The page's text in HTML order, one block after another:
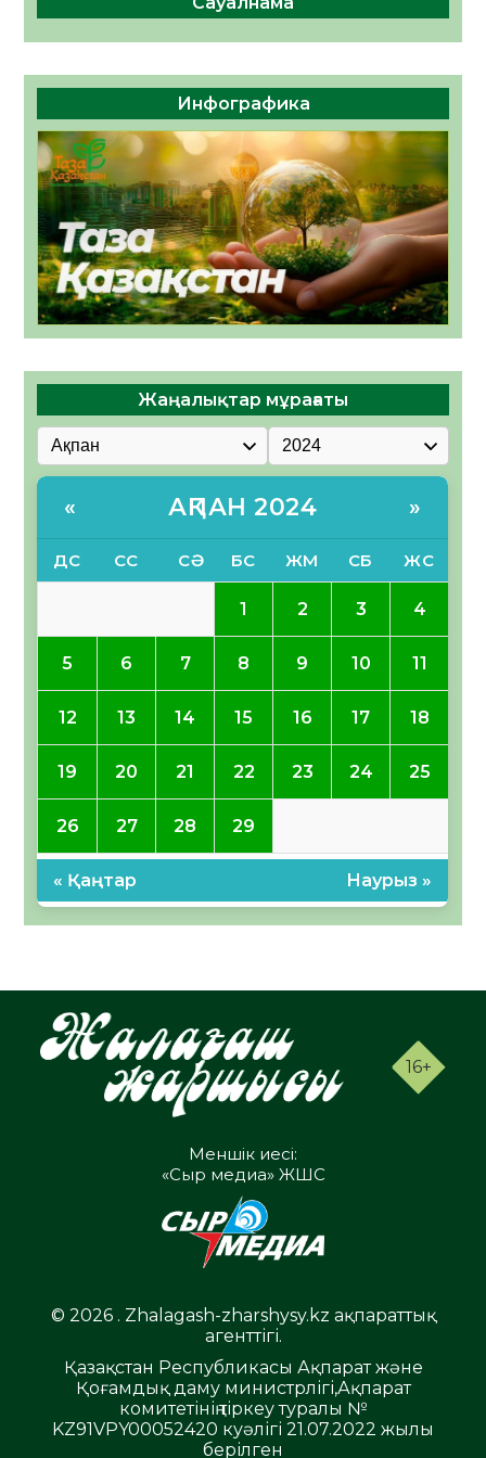
Инфографика
Жаңалықтар мұрағаты
« АҚПАН 2024 »
ДС СС СӘ БС ЖМ СБ ЖС
1 2 3 4
5 6 7 8 9 10 11
12 13 14 15 16 17 18
19 20 21 22 23 24 25
26 27 28 29
« Қаңтар Наурыз »
16+
Меншік иесі:
«Сыр медиа» ЖШС
© 2026 . Zhalagash-zharshysy.kz ақпараттық
агенттігі.
Қазақстан Республикасы Ақпарат және
Қоғамдық даму министрлігі,Ақпарат
комитетінің тіркеу туралы №
KZ91VPY00052420 куәлігі 21.07.2022 жылы
берілген